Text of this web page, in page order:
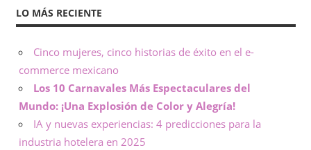
t
a
s
d
n
LO MÁS RECIENTE
Cinco mujeres, cinco historias de éxito en el e-
commerce mexicano
Los 10 Carnavales Más Espectaculares del
Mundo: ¡Una Explosión de Color y Alegría!
IA y nuevas experiencias: 4 predicciones para la
industria hotelera en 2025